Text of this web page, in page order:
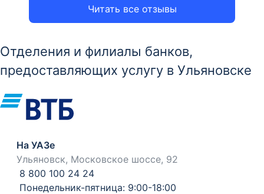
Читать все отзывы
Отделения и филиалы банков,
предоставляющих услугу в Ульяновске
На УАЗе
Ульяновск, Московское шоссе, 92
8 800 100 24 24
Понедельник-пятница: 9:00-18:00